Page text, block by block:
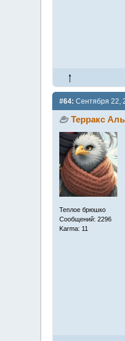
#64: Сентября 22,
Терракс
Теплое брюшко
Сообщений: 2296
Karma: 11